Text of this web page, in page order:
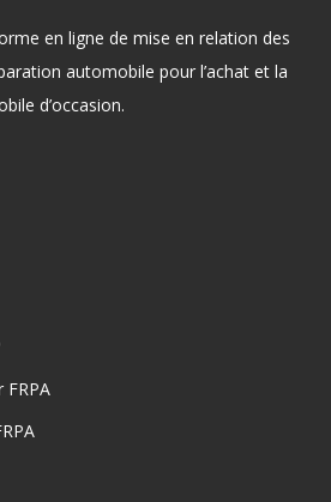
en ligne de mise en relation des
automobile pour l’achat et la
d’occasion.
FRPA